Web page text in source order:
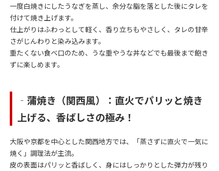
一度白焼きにしたうなぎを蒸し、余分な脂を落とした後にタレを
付けて焼き上げます。
仕上がりはふわっとして軽く、香り立ちもやさしく、タレの甘辛
さがじんわりと染み込みます。
重たくない食べ口のため、うな重やうな丼などでも最後まで飽き
ずに楽しめます。
‐蒲焼き（関西風）：直火でパリッと焼き
上げる、香ばしさの極み！
大阪や京都を中心とした関西地方では、「蒸さずに直火で一気に
焼く」調理法が主流。
皮の表面はパリッと香ばしく、身にはしっかりとした弾力が残り